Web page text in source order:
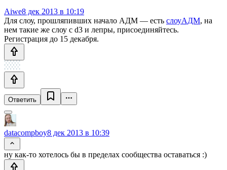
Aiwe8 дек 2013 в 10:19
Для слоу, прошляпивших начало АДМ — есть слоуАДМ, на
нем такие же слоу с d3 и лепры, присоединяйтесь.
Регистрация до 15 декабря.
Ответить
datacompboy8 дек 2013 в 10:39
ну как-то хотелось бы в пределах сообщества оставаться :)